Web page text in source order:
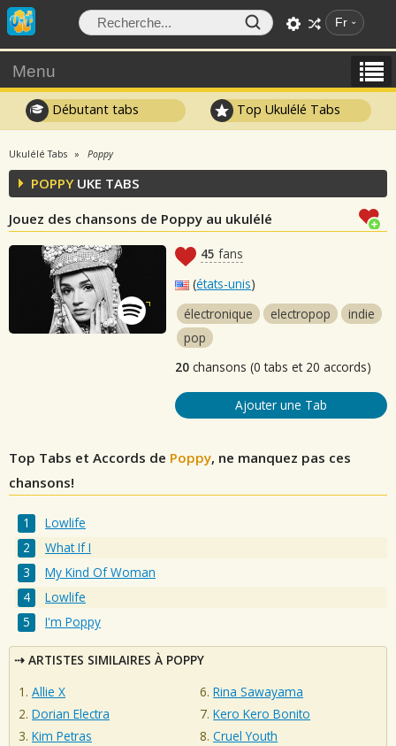
Fr
Menu
Débutant tabs Top Ukulélé Tabs
Ukulélé Tabs Poppy
POPPYUKE TABS
Jouez des chansons de Poppy au ukulélé
45 fans
(états-unis)
électronique
electropop
indie
pop
20 chansons (0 tabs et 20 accords)
Ajouter une Tab
Top Tabs et Accords de Poppy, ne manquez pas ces
chansons!
Lowlife
What If I
My Kind Of Woman
Lowlife
I'm Poppy
ARTISTES SIMILAIRES À POPPY
Allie X
Dorian Electra
Kim Petras
Rina Sawayama
Kero Kero Bonito
Cruel Youth